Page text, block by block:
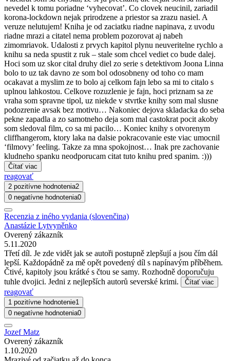
nevedel k tomu poriadne ‘vyhecovat’. Co clovek neucinil, zariadil
korona-lockdown nejak prirodzene a priestor sa zrazu nasiel. A
veruze nelutujem! Kniha je od zaciatku riadne napinava, z uvodu
riadne mrazi a citatel nema problem pozorovat aj nabeh
zimomriavok. Udalosti z prvych kapitol plynu neuveritelne rychlo a
knihu sa neda spustit z ruk – stale som chcel vediet co bude dalej.
Hoci som uz skor cital druhy diel zo serie s detektivom Joona Linna
bolo to uz tak davno ze som bol odosobneny od toho co mam
ocakavat a myslim ze to bolo aj celkom fajn lebo sa mi to citalo s
uplnou lahkostou. Celkove rozuzlenie je fajn, hoci priznam sa ze
vraha som spravne tipol, uz niekde v stvrtke knihy som mal slusne
podozrenie avsak bez motivu… Nakoniec dejova skladacka do seba
pekne zapadla a zo samotneho deja som mal castokrat pocit akoby
som sledoval film, co sa mi pacilo… Koniec knihy s otvorenym
cliffhangerom, ktory laka na dalsie pokracovanie este viac umocnil
‘filmovy’ feeling. Takze za mna spokojnost… Inak pre zachovanie
kludneho spanku neodporucam citat tuto knihu pred spanim. :)))
Čítať viac
reagovať
2 pozitívne hodnotenia2
0 negatívne hodnotenia0
Recenzia z iného vydania (slovenčina)
Anastázie Lytvyněnko
Overený zákazník
5.11.2020
Třetí díl. Je zde vidět jak se autoři postupně zlepšují a jsou čím dál
lepší. Každopádně za mě opět povedený díl s napínavým příběhem.
Čtivé, kapitoly jsou krátké s čtou se samy. Rozhodně doporučuju
tuhle dvojici. Jedni z nejlepších autorů severské krimi.
Čítať viac
reagovať
1 pozitívne hodnotenie1
0 negatívne hodnotenia0
Jozef Matz
Overený zákazník
1.10.2020